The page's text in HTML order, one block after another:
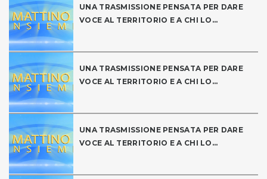
UNA TRASMISSIONE PENSATA PER DARE
VOCE AL TERRITORIO E A CHI LO...
UNA TRASMISSIONE PENSATA PER DARE
VOCE AL TERRITORIO E A CHI LO...
UNA TRASMISSIONE PENSATA PER DARE
VOCE AL TERRITORIO E A CHI LO...